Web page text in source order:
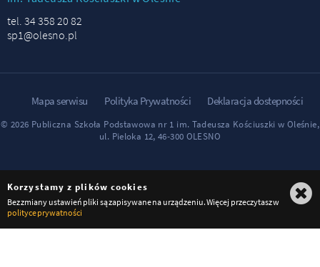
tel. 34 358 20 82
sp1@olesno.pl
Mapa serwisu Polityka Prywatności Deklaracja dostepności
© 2026 Publiczna Szkoła Podstawowa nr 1 im. Tadeusza Kościuszki w Oleśnie,
ul. Pieloka 12, 46-300 OLESNO
Korzystamy z plików cookies
Bez zmiany ustawień pliki są zapisywane na urządzeniu. Więcej przeczytasz w
polityce prywatności